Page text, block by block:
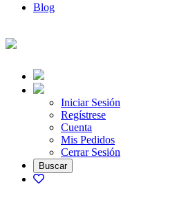
Blog
Iniciar Sesión
Regístrese
Cuenta
Mis Pedidos
Cerrar Sesión